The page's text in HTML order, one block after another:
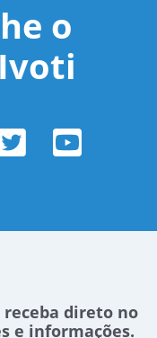
o
direto no
e informações.